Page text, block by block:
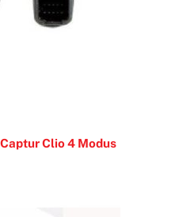
Clio 4 Modus